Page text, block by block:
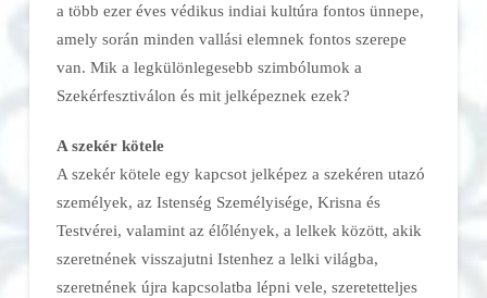
a több ezer éves védikus indiai kultúra fontos ünnepe,
amely során minden vallási elemnek fontos szerepe
van. Mik a legkülönlegesebb szimbólumok a
Szekérfesztiválon és mit jelképeznek ezek?
A szekér kötele
A szekér kötele egy kapcsot jelképez a szekéren utazó
személyek, az Istenség Személyisége, Krisna és
Testvérei, valamint az élőlények, a lelkek között, akik
szeretnének visszajutni Istenhez a lelki világba,
szeretnének újra kapcsolatba lépni vele, szeretetteljes